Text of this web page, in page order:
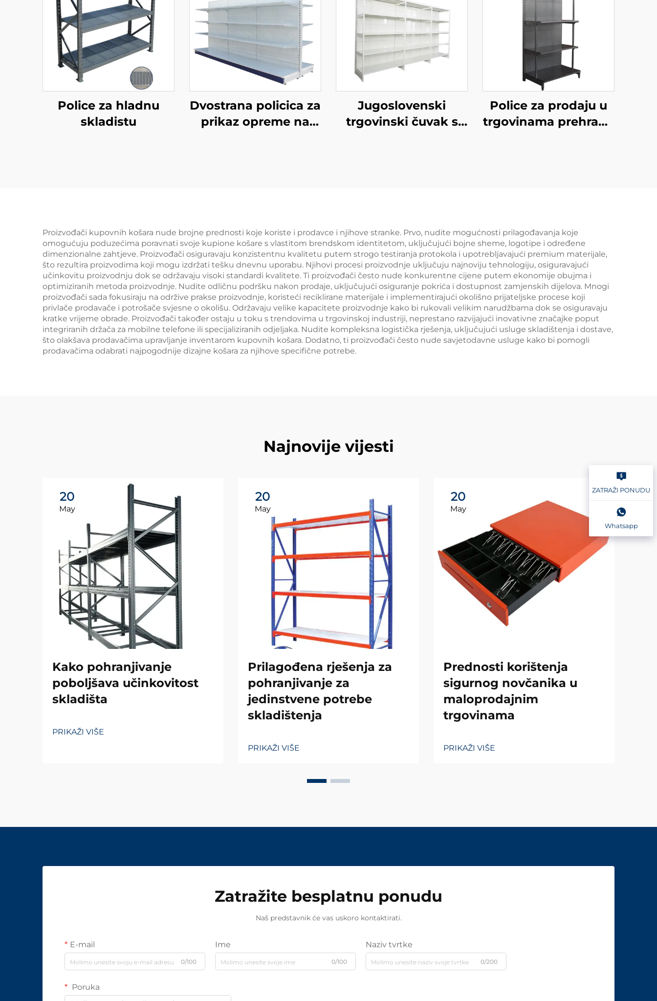
Police za hladnu
skladistu
Dvostrana policica za
prikaz opreme na
Jugoslovenski
trgovinski čuvak s
Police za prodaju u
trgovinama prehrane
Proizvođači kupovnih košara nude brojne prednosti koje koriste i prodavce i njihove stranke. Prvo, nudite mogućnosti prilagođavanja koje
omogućuju poduzećima poravnati svoje kupione košare s vlastitom brendskom identitetom, uključujući bojne sheme, logotipe i određene
dimenzionalne zahtjeve. Proizvođači osiguravaju konzistentnu kvalitetu putem strogo testiranja protokola i upotrebljavajući premium materijale,
što rezultira proizvodima koji mogu izdržati tešku dnevnu uporabu. Njihovi procesi proizvodnje uključuju najnoviju tehnologiju, osiguravajući
učinkovitu proizvodnju dok se održavaju visoki standardi kvalitete. Ti proizvođači često nude konkurentne cijene putem ekonomije obujma i
optimiziranih metoda proizvodnje. Nudite odličnu podršku nakon prodaje, uključujući osiguranje pokrića i dostupnost zamjenskih dijelova. Mnogi
proizvođači sada fokusiraju na održive prakse proizvodnje, koristeći reciklirane materijale i implementirajući okolišno prijateljske procese koji
privlače prodavače i potrošače svjesne o okolišu. Održavaju velike kapacitete proizvodnje kako bi rukovali velikim narudžbama dok se osiguravaju
kratke vrijeme obrade. Proizvođači također ostaju u toku s trendovima u trgovinskoj industriji, neprestano razvijajući inovativne značajke poput
integriranih držača za mobilne telefone ili specijaliziranih odjeljaka. Nudite kompleksna logistička rješenja, uključujući usluge skladištenja i dostave,
što olakšava prodavačima upravljanje inventarom kupovnih košara. Dodatno, ti proizvođači često nude savjetodavne usluge kako bi pomogli
prodavačima odabrati najpogodnije dizajne košara za njihove specifične potrebe.
Najnovije vijesti
20
May
Kako pohranjivanje
poboljšava učinkovitost
skladišta
PRIKAŽI VIŠE
20
May
Prilagođena rješenja za
pohranjivanje za
jedinstvene potrebe
skladištenja
PRIKAŽI VIŠE
20
May
Prednosti korištenja
sigurnog novčanika u
maloprodajnim
trgovinama
PRIKAŽI VIŠE
Zatražite besplatnu ponudu
Naš predstavnik će vas uskoro kontaktirati.
E-mail
0/100
Ime
0/100
Naziv tvrtke
0/200
Poruka
ZATRAŽI PONUDU
Whatsapp